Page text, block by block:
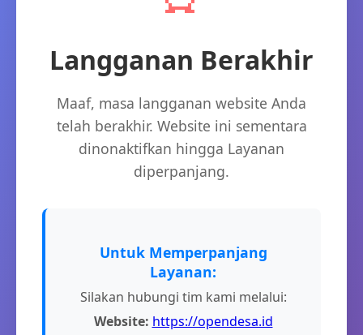
Langganan Berakhir
Maaf, masa langganan website Anda
telah berakhir. Website ini sementara
dinonaktifkan hingga Layanan
diperpanjang.
Untuk Memperpanjang
Layanan:
Silakan hubungi tim kami melalui:
Website: https://opendesa.id